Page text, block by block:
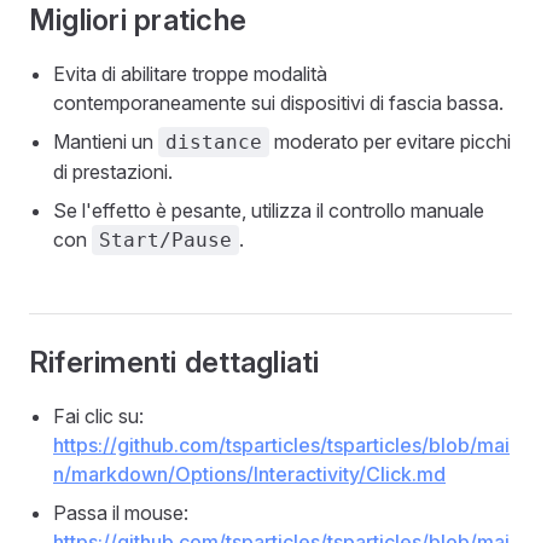
Migliori pratiche
Evita di abilitare troppe modalità
contemporaneamente sui dispositivi di fascia bassa.
Mantieni un
distance moderato per evitare picchi
di prestazioni.
Se l'effetto è pesante, utilizza il controllo manuale
con
Start/Pause .
Riferimenti dettagliati
Fai clic su:
https://github.com/tsparticles/tsparticles/blob/mai
n/markdown/Options/Interactivity/Click.md
Passa il mouse: